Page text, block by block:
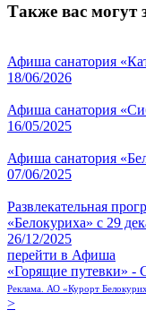
Также вас могут
Афиша санатория
18/06/2026
Афиша санатория
16/05/2025
Афиша санатория
07/06/2025
Развлекательная
«Белокуриха» с 29
26/12/2025
перейти в Афиша
«Горящие путевки» -
Реклама. АО «Курорт
>